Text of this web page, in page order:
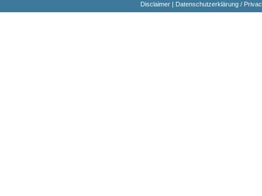
Disclaimer| Datenschutzerklärung /